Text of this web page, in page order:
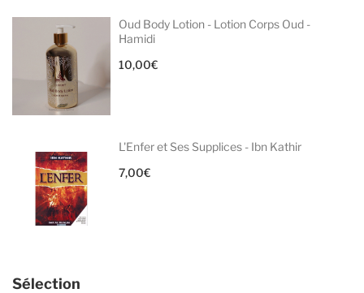
Oud Body Lotion - Lotion Corps Oud -
Hamidi
10,00€
L'Enfer et Ses Supplices - Ibn Kathir
7,00€
Sélection